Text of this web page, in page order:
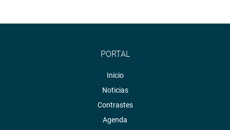
PORTAL
Inicio
Noticias
Contrastes
Agenda